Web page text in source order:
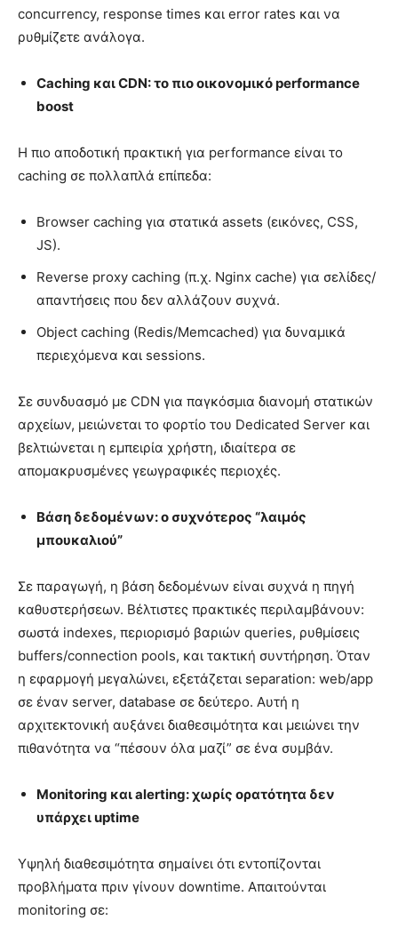
concurrency, response times και error rates και να
ρυθμίζετε ανάλογα.
Caching καιCDN: το πιο οικονομικόperformance
boost
Η πιο αποδοτική πρακτική για performance είναι το
caching σε πολλαπλά επίπεδα:
Browser caching για στατικά assets (εικόνες, CSS,
JS).
Reverse proxy caching (π.χ. Nginx cache) για σελίδες/
απαντήσεις που δεν αλλάζουν συχνά.
Object caching (Redis/Memcached) για δυναμικά
περιεχόμενα και sessions.
Σε συνδυασμό με CDN για παγκόσμια διανομή στατικών
αρχείων, μειώνεται το φορτίο του Dedicated Server και
βελτιώνεται η εμπειρία χρήστη, ιδιαίτερα σε
απομακρυσμένες γεωγραφικές περιοχές.
Βάση δεδομένων: ο συχνότερος “λαιμός
μπουκαλιού”
Σε παραγωγή, η βάση δεδομένων είναι συχνά η πηγή
καθυστερήσεων. Βέλτιστες πρακτικές περιλαμβάνουν:
σωστά indexes, περιορισμό βαριών queries, ρυθμίσεις
buffers/connection pools, και τακτική συντήρηση. Όταν
η εφαρμογή μεγαλώνει, εξετάζεται separation: web/app
σε έναν server, database σε δεύτερο. Αυτή η
αρχιτεκτονική αυξάνει διαθεσιμότητα και μειώνει την
πιθανότητα να “πέσουν όλα μαζί” σε ένα συμβάν.
Monitoring καιalerting: χωρίς ορατότητα δεν
υπάρχειuptime
Υψηλή διαθεσιμότητα σημαίνει ότι εντοπίζονται
προβλήματα πριν γίνουν downtime. Απαιτούνται
monitoring σε: